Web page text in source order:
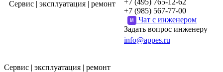
Сервис | эксплуатация | ремонт
+7 (495) 765-12-62
+7 (985) 567-77-00
M
Чат с инженером
Задать вопрос инженеру
info@appes.ru
Сервис | эксплуатация | ремонт